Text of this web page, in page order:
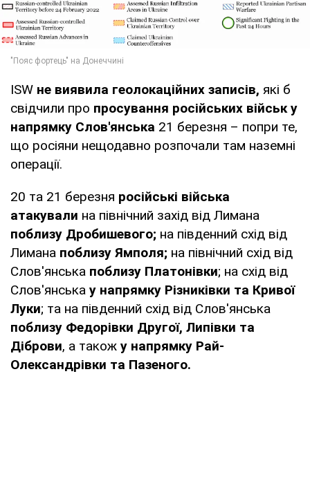
ISW не виявила геолокаційних записів, які б
свідчили про просування російських військ у
напрямку Слов'янська 21 березня – попри те,
що росіяни нещодавно розпочали там наземні
операції.
20 та 21 березня російські війська
атакували на північний захід від Лимана
поблизу Дробишевого; на південний схід від
Лимана поблизу Ямполя; на північний схід від
Слов'янська поблизу Платонівки; на схід від
Слов'янська у напрямку Різниківки та Кривої
Луки; та на південний схід від Слов'янська
поблизу Федорівки Другої, Липівки та
Діброви, а також у напрямку Рай-
Олександрівки та Пазеного.